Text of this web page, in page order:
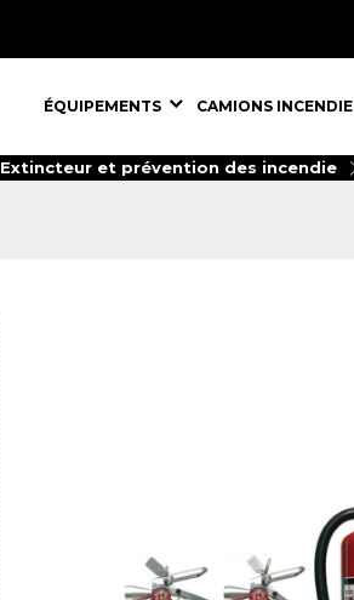
ÉQUIPEMENTS,
ÉQUIPEMENTS ÉQUIPEMENTS,
CAMIONS INCENDIE
Extincteur et prévention des incendie